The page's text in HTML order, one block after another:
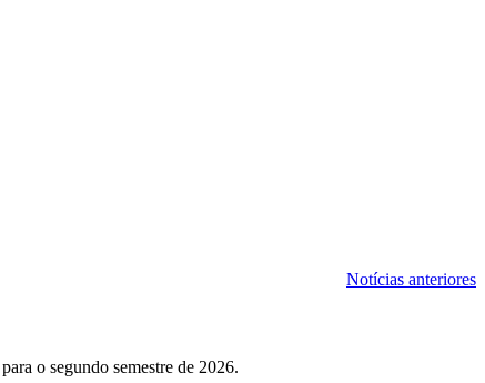
Notícias anteriores
o segundo semestre de 2026.